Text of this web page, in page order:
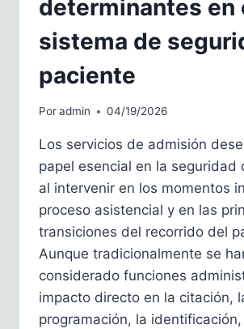
determinantes en
sistema de
paciente
Poradmin 04/19/2026
Los servicios de admisión
papel esencial en la seguridad
al intervenir en los momentos
proceso asistencial y en las
transiciones del recorrido del
Aunque tradicionalmente se
considerado funciones
impacto directo en la citación,
programación, la identificación,